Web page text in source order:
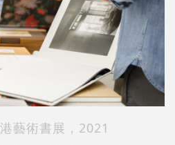
藝術書展，2021